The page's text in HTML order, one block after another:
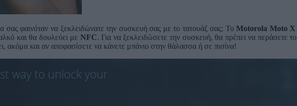
σας φαινόταν να ξεκλειδώνατε την συσκευή σας με το τατουάζ σας; ΤοMotorola Moto X
και θα δουλεύει με NFC. Για να ξεκλειδώσετε την συσκευή, θα πρέπει να περάσετε
ακόμα και αν αποφασίσετε να κάνετε μπάνιο στην θάλασσα ή σε πισίνα!